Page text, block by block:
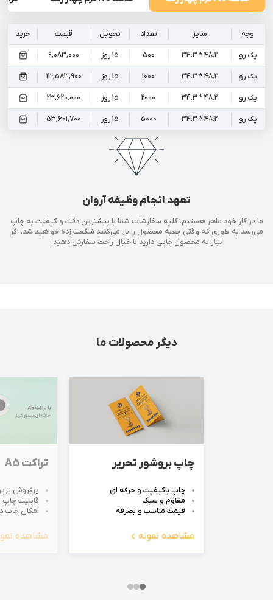
وجه سایز تعداد تحویل قیمت خرید
یک رو 48.2 * 34.3
500 15 روز 9,083,000
یک رو 48.2 * 34.3
1000 15 روز 13,583,900
یک رو 48.2 * 34.3
2000 15 روز 23,620,000
یک رو 48.2 * 34.3
5000 15 روز 53,601,700
تعهد انجام وظیفه آروان
ما در کار خود ماهر هستیم. کلیه سفارشات شما با بیشترین دقت و کیفیت به چاپ
می‌رسد به طوری که وقتی جعبه محصول را باز می‌کنید شگفت زده خواهید شد. اگر
نیاز به محصول چاپی دارید با خیال راحت سفارش دهید.
دیگر محصولات ما
چاپ بروشور تحریر
چاپ باکیفیت و حرفه ای
مقاوم و سبک
قیمت مناسب و بصرفه
مشاهده نمونه
تراکت A5
پرفروش
قابلیت چاپ به
امکان چاپ
مشاهده